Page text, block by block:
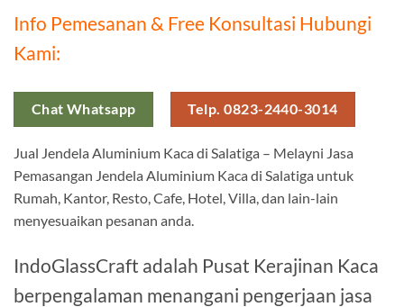
Info Pemesanan & Free Konsultasi Hubungi
Kami:
Chat Whatsapp Telp. 0823-2440-3014
Jual Jendela Aluminium Kaca di Salatiga – Melayni Jasa
Pemasangan Jendela Aluminium Kaca di Salatiga untuk
Rumah, Kantor, Resto, Cafe, Hotel, Villa, dan lain-lain
menyesuaikan pesanan anda.
IndoGlassCraft adalah Pusat Kerajinan Kaca
berpengalaman menangani pengerjaan jasa